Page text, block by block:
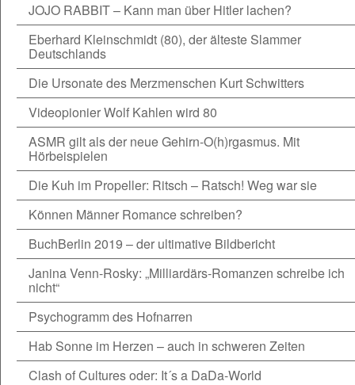
JOJO RABBIT – Kann man über Hitler lachen?
Eberhard Kleinschmidt (80), der älteste Slammer
Deutschlands
Die Ursonate des Merzmenschen Kurt Schwitters
Videopionier Wolf Kahlen wird 80
ASMR gilt als der neue Gehirn-O(h)rgasmus. Mit
Hörbeispielen
Die Kuh im Propeller: Ritsch – Ratsch! Weg war sie
Können Männer Romance schreiben?
BuchBerlin 2019 – der ultimative Bildbericht
Janina Venn-Rosky: „Milliardärs-Romanzen schreibe ich
nicht“
Psychogramm des Hofnarren
Hab Sonne im Herzen – auch in schweren Zeiten
Clash of Cultures oder: It´s a DaDa-World